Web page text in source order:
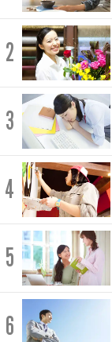
2
3
4
5
6